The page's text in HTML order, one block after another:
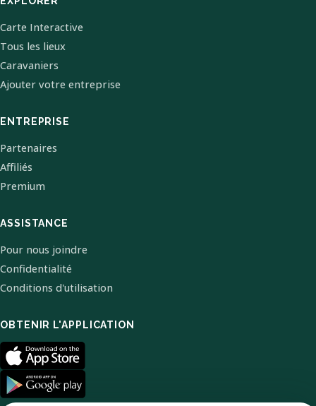
Carte Interactive
Tous les lieux
Caravaniers
Ajouter votre entreprise
ENTREPRISE
Partenaires
Affiliés
Premium
ASSISTANCE
Pour nous joindre
Confidentialité
Conditions d'utilisation
OBTENIR L'APPLICATION